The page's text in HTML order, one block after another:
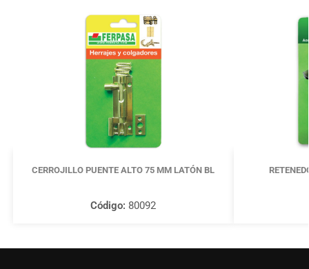
CERROJILLO PUENTE ALTO 75 MM LATÓN BL
Código: 80092